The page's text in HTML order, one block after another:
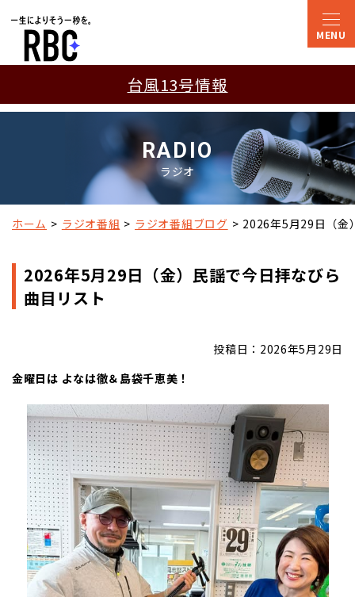
台風13号情報
RADIO
ラジオ
ホーム ラジオ番組 ラジオ番組ブログ 2026年5月29日（金
2026年5月29日（金）民謡で今日拝なびら
曲目リスト
投稿日：2026年5月29日
金曜日は よなは徹＆島袋千恵美！